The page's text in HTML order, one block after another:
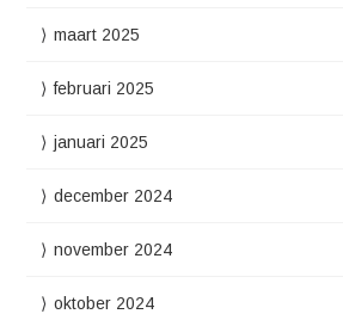
maart 2025
februari 2025
januari 2025
december 2024
november 2024
oktober 2024